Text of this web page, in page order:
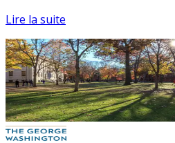
Lire la suite